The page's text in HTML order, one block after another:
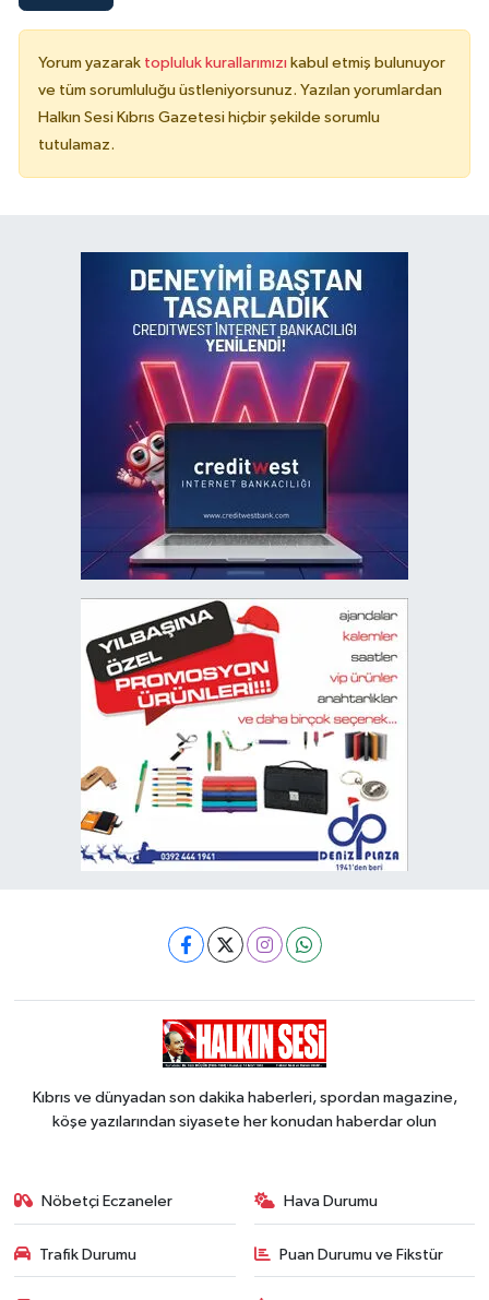
Yorum yazarak topluluk kurallarımızı kabul etmiş bulunuyor
ve tüm sorumluluğu üstleniyorsunuz. Yazılan yorumlardan
Halkın Sesi Kıbrıs Gazetesi hiçbir şekilde sorumlu
tutulamaz.
Kıbrıs ve dünyadan son dakika haberleri, spordan magazine,
köşe yazılarından siyasete her konudan haberdar olun
Nöbetçi Eczaneler Hava Durumu
Trafik Durumu Puan Durumu ve Fikstür